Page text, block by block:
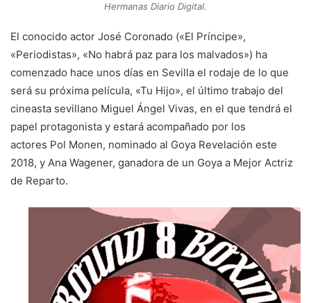
Hermanas Diario Digital.
El conocido actor José Coronado («El Príncipe»,
«Periodistas», «No habrá paz para los malvados») ha
comenzado hace unos días en Sevilla el rodaje de lo que
será su próxima película, «Tu Hijo», el último trabajo del
cineasta sevillano Miguel Ángel Vivas, en el que tendrá el
papel protagonista y estará acompañado por los
actores Pol Monen, nominado al Goya Revelación este
2018, y Ana Wagener, ganadora de un Goya a Mejor Actriz
de Reparto.